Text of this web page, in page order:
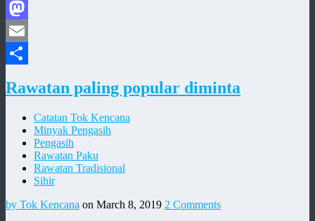
Facebook
Mastodon
Email
Rawatan paling popular diminta
Catatan Tok Kencana
Minyak Pengasih
Pengasih
Rawatan Paku
Rawatan Tradisional
Sihir
by Tok Kencana on March 8, 2019 2 Comments